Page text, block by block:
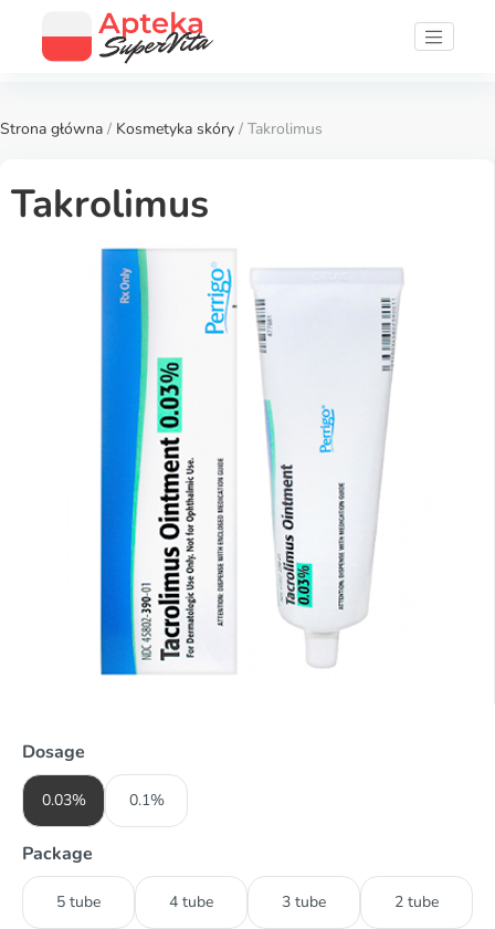
Strona główna / Kosmetyka skóry / Takrolimus
Takrolimus
Dosage
0.03% 0.1%
Package
5 tube 4 tube 3 tube 2 tube